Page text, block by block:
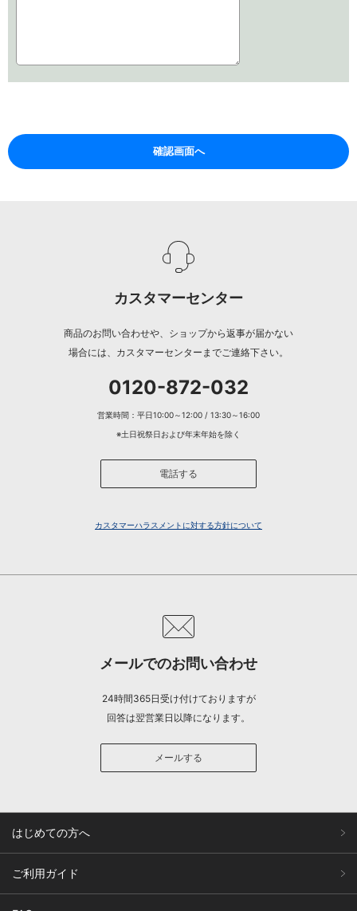
カスタマーセンター
商品のお問い合わせや、ショップから返事が届かない
場合には、カスタマーセンターまでご連絡下さい。
0120-872-032
営業時間：平日10:00～12:00 / 13:30～16:00
※土日祝祭日および年末年始を除く
電話する
カスタマーハラスメントに対する方針について
メールでのお問い合わせ
24時間365日受け付けておりますが
回答は翌営業日以降になります。
メールする
はじめての方へ
ご利用ガイド